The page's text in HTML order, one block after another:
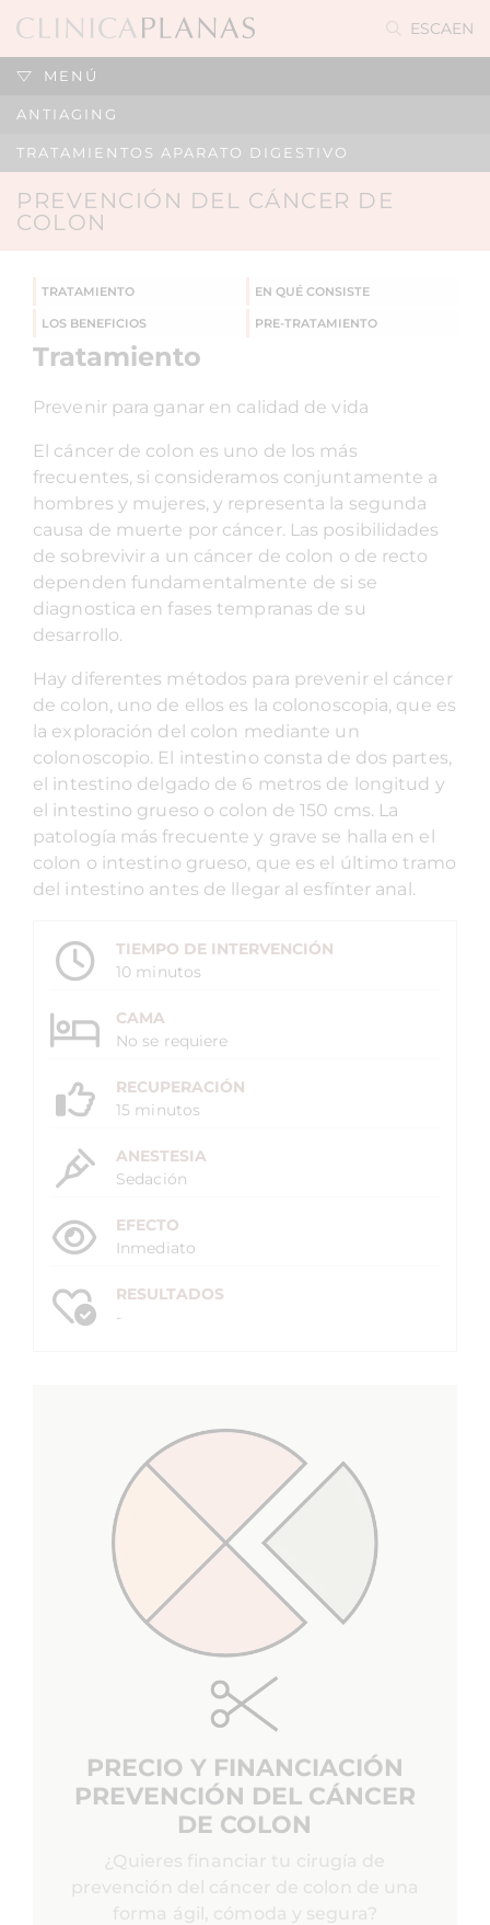
ESCAEN
MENÚ
ANTIAGING
TRATAMIENTOS APARATO DIGESTIVO
PREVENCIÓN DEL CÁNCER DE
COLON
TRATAMIENTO EN QUÉ CONSISTE
LOS BENEFICIOS PRE-TRATAMIENTO
Tratamiento
Prevenir para ganar en calidad de vida
El cáncer de colon es uno de los más
frecuentes, si consideramos conjuntamente a
hombres y mujeres, y representa la segunda
causa de muerte por cáncer. Las posibilidades
de sobrevivir a un cáncer de colon o de recto
dependen fundamentalmente de si se
diagnostica en fases tempranas de su
desarrollo.
Hay diferentes métodos para prevenir el cáncer
de colon, uno de ellos es la colonoscopia, que es
la exploración del colon mediante un
colonoscopio. El intestino consta de dos partes,
el intestino delgado de 6 metros de longitud y
el intestino grueso o colon de 150 cms. La
patología más frecuente y grave se halla en el
colon o intestino grueso, que es el último tramo
del intestino antes de llegar al esfínter anal.
TIEMPO DE INTERVENCIÓN
10 minutos
CAMA
No se requiere
RECUPERACIÓN
15 minutos
ANESTESIA
Sedación
EFECTO
Inmediato
RESULTADOS
-
PRECIO Y FINANCIACIÓN
PREVENCIÓN DEL CÁNCER
DE COLON
¿Quieres financiar tu cirugía de
prevención del cáncer de colon de una
forma ágil, cómoda y segura?